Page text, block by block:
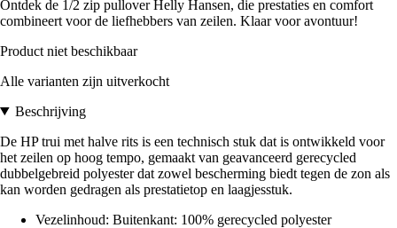
Ontdek de 1/2 zip pullover Helly Hansen, die prestaties en comfort
combineert voor de liefhebbers van zeilen. Klaar voor avontuur!
Product niet beschikbaar
Alle varianten zijn uitverkocht
Beschrijving
De HP trui met halve rits is een technisch stuk dat is ontwikkeld voor
het zeilen op hoog tempo, gemaakt van geavanceerd gerecycled
dubbelgebreid polyester dat zowel bescherming biedt tegen de zon als
kan worden gedragen als prestatietop en laagjesstuk.
Vezelinhoud: Buitenkant: 100% gerecycled polyester